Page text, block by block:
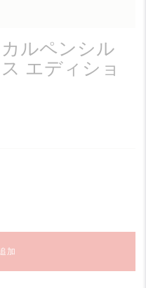
カルペンシル
エディショ
加